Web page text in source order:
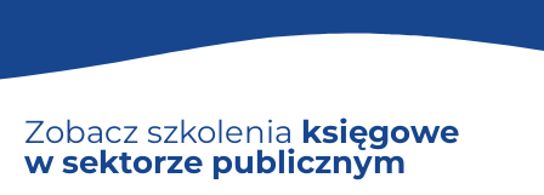
Zobacz szkolenia księgowe
w sektorze publicznym